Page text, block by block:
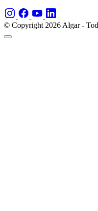
© Copyright 2026 Algar -